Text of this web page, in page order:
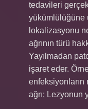
tedavileri
yükümlülüğüne
lokalizasyonu
ağrının türü
Yayılmadan
işaret eder.
enfeksiyonların
ağrı; Lezyonun